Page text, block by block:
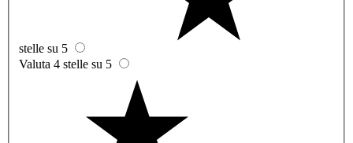
stelle su 5
Valuta 4 stelle su 5